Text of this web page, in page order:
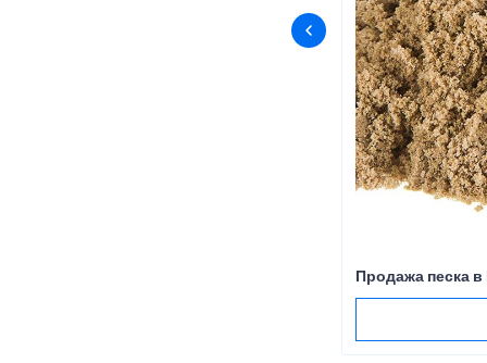
Продажа песка